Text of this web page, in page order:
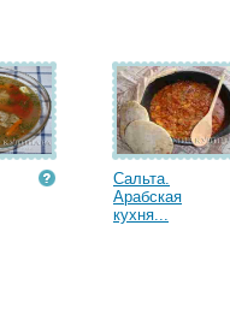
Сальта.
Арабская
кухня...